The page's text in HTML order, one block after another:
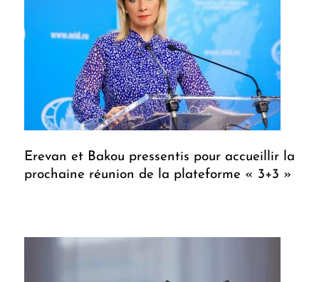
Erevan et Bakou pressentis pour accueillir la
prochaine réunion de la plateforme « 3+3 »